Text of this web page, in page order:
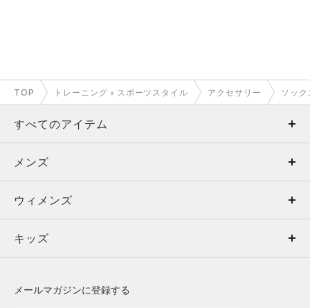
TOP トレーニング＋スポーツスタイル アクセサリー ソック
すべてのアイテム
メンズ
ウィメンズ
キッズ
メンズ
トップス
ボトムス
ウィメンズ
トップス
キッズ
メールマガジンに登録する